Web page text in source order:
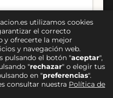
|Condiciones de compra|
|Política de cookies|
utilizamos cookies
el correcto
y ofrecerte la mejor
y navegación web.
pulsando el botón "aceptar",
"rechazar" o elegir tus
en "preferencias".
consultar nuestra Política de
se pongan en contacto